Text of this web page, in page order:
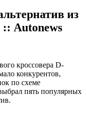
из
:: Autonews
кроссовера D-
конкурентов,
по схеме
пять популярных